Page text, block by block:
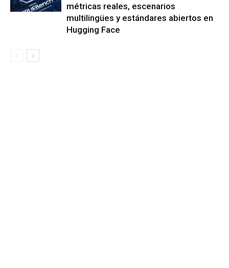
métricas reales, escenarios
multilingües y estándares abiertos en
Hugging Face